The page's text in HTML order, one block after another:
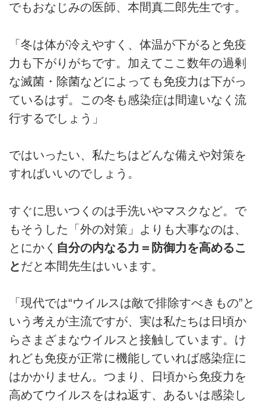
でもおなじみの医師、本間真二郎先生です。
「冬は体が冷えやすく、体温が下がると免疫
力も下がりがちです。加えてここ数年の過剰
な滅菌・除菌などによっても免疫力は下がっ
ているはず。この冬も感染症は間違いなく流
行するでしょう」
ではいったい、私たちはどんな備えや対策を
すればいいのでしょう。
すぐに思いつくのは手洗いやマスクなど。で
もそうした「外の対策」よりも大事なのは、
とにかく 自分の内なる力＝防御力を高めるこ
とだと本間先生はいいます。
「現代では“ウイルスは敵で排除すべきもの”と
いう考えが主流ですが、実は私たちは日頃か
らさまざまなウイルスと接触しています。け
れども免疫が正常に機能していれば感染症に
はかかりません。つまり、日頃から免疫力を
高めてウイルスをはね返す、あるいは感染し